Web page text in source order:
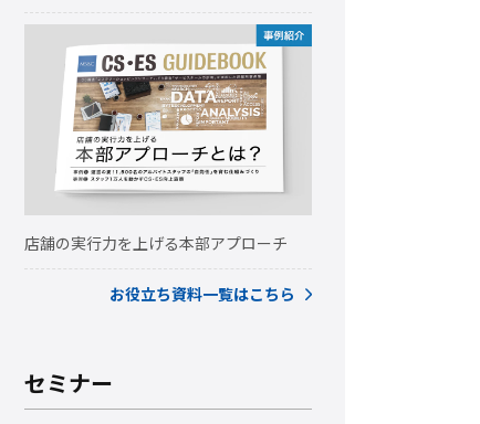
店舗の実行力を上げる本部アプローチ
お役立ち資料一覧はこちら
セミナー